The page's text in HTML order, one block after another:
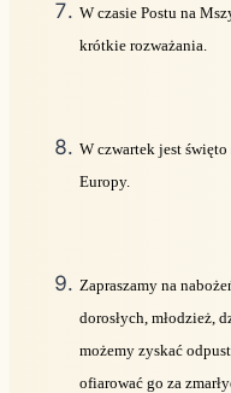
W czasie Postu na
krótkie rozważania.
W czwartek jest
Europy.
Zapraszamy na
dorosłych, młodzież,
możemy zyskać
ofiarować go za